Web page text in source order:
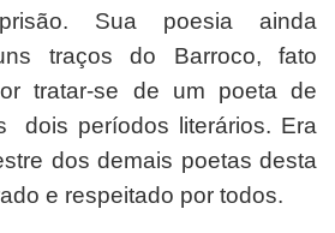
Sua poesia ainda
traços do Barroco, fato
tratar-se de um poeta de
dois períodos literários. Era
dos demais poetas desta
e respeitado por todos.